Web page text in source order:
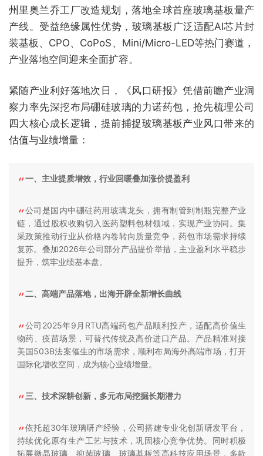
州里奥兰乔工厂改造规划，落地全球首座玻璃基板量产
产线。受益绝缘属性优势，玻璃基板广泛适配AI芯片封
装基板、CPO、CoPoS、Mini/Micro-LED等热门赛道，
产业落地空间迎来全面扩容。
紧随产业利好落地次日，《风口研报》凭借前瞻产业洞
察力率先深挖布局硼硅玻璃的力诺药包，抢先梳理公司
四大核心成长逻辑，提前捕捉玻璃基板产业风口带来的
估值与业绩增量：
一、主业提质增效，行业回暖叠加涨价提盈利
公司是国内中硼硅药用玻璃龙头，拥有制管到制瓶完整产业
链，通过股权收购切入医药塑料包材领域，实现产业协同。集
采政策推动行业从价格内卷转向质量竞争，药包市场需求持续
复苏。叠加2026年公司部分产品提价举措，主业盈利水平稳步
提升，筑牢业绩基本盘。
二、高端产品落地，出海开辟全新增长曲线
公司2025年9月RTU高端药包产品顺利投产，适配高价值生
物药、疫苗场景，可替代传统及高价进口产品。产品精准对接
美国503B法案催生的市场需求，顺利布局海外高端市场，打开
国际化增收空间，成为核心业绩增量。
三、技术深耕创新，多元布局挖掘长期潜力
依托超30年玻璃研产经验，公司搭建专业化创新研发平台，
持续优化原有生产工艺与技术，巩固核心竞争优势。同时积极
拓展微晶玻璃、抑菌玻璃、玻璃基板等高科技应用场景，多款